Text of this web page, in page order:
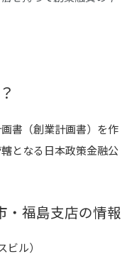
書（創業計画書）を作
となる日本政策金融公
・福島支店の情報
ル）